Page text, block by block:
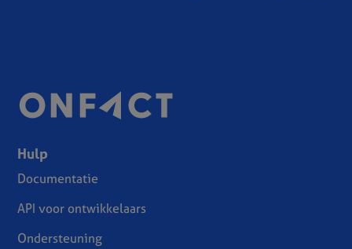
Hulp
Documentatie
API voor ontwikkelaars
Ondersteuning